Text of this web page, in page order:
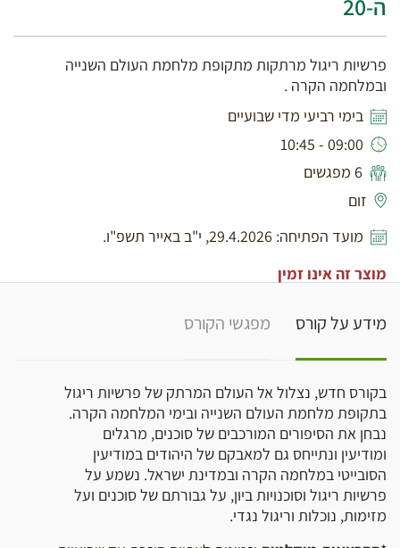
ה-20
פרשיות ריגול מרתקות מתקופת מלחמת העולם השנייה
ובמלחמה הקרה .
בימי רביעי מדי שבועיים
09:00 - 10:45
6 מפגשים
זום
מועד הפתיחה: 29.4.2026, י"ב באייר תשפ"ו.
מוצר זה אינו זמין
מידע על קורס מפגשי הקורס
בקורס חדש, נצלול אל העולם המרתק של פרשיות ריגול
בתקופת מלחמת העולם השנייה ובימי המלחמה הקרה.
נבחן את הסיפורים המורכבים של סוכנים, מרגלים
ומודיעין ונתייחס גם למאבקם של היהודים במודיעין
הסובייטי במלחמה הקרה ובמדינת ישראל. נשמע על
פרשיות ריגול וסוכנויות ביון, על גבורתם של סוכנים ועל
מזימות, נוכלות וריגול נגדי.